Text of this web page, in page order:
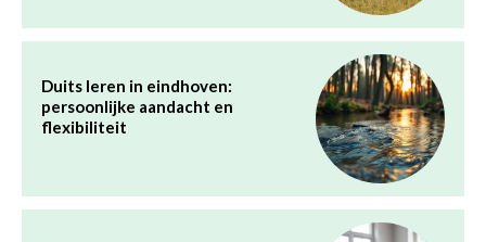
Duits leren in eindhoven:
persoonlijke aandacht en
flexibiliteit